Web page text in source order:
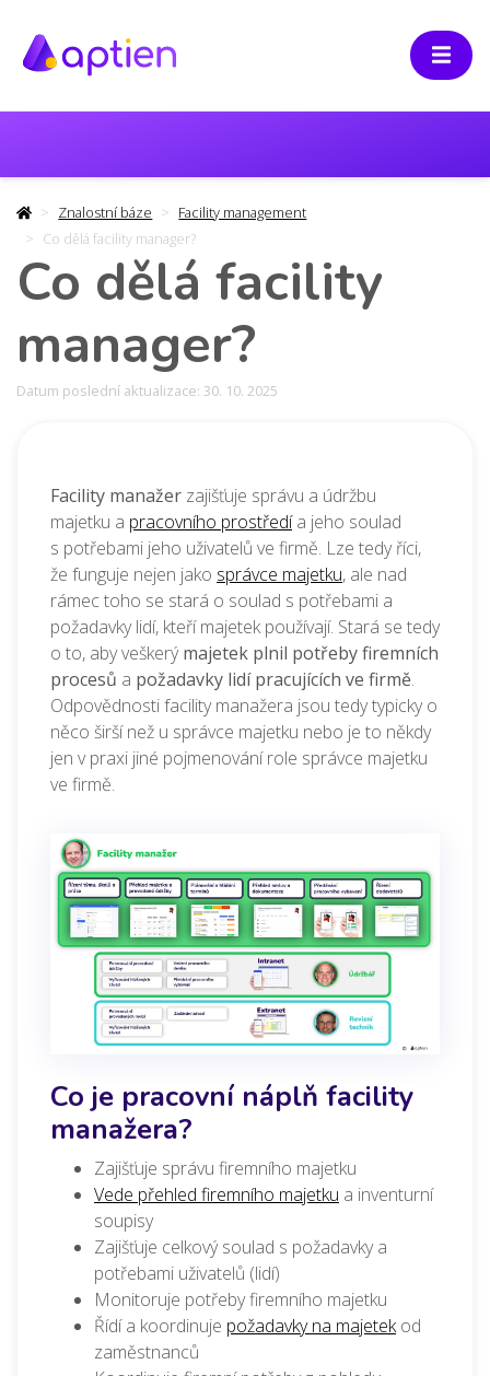
Znalostní báze
Facility management
Co dělá facility manager?
Co dělá facility
manager?
Datum poslední aktualizace: 30. 10. 2025
Facility manažer zajišťuje správu a údržbu
majetku a pracovního prostředía jeho soulad
s potřebami jeho uživatelů ve firmě. Lze tedy říci,
že funguje nejen jako správce majetku, ale nad
rámec toho se stará o soulad s potřebami a
požadavky lidí, kteří majetek používají. Stará se tedy
o to, aby veškerýmajetek plnil potřeby firemních
procesů a požadavky lidí pracujících ve firmě.
Odpovědnosti facility manažera jsou tedy typicky o
něco širší než u správce majetku nebo je to někdy
jen v praxi jiné pojmenování role správce majetku
ve firmě.
Co je pracovní náplň facility
manažera?
Zajišťuje správu firemního majetku
Vede přehled firemního majetku a inventurní
soupisy
Zajišťuje celkový soulad s požadavky a
potřebami uživatelů (lidí)
Monitoruje potřeby firemního majetku
Řídí a koordinuje požadavky na majetekod
zaměstnanců